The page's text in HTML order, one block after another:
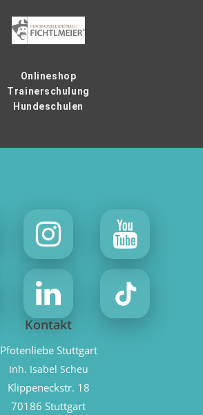
Onlineshop
Trainerschulung
Hundeschulen
Kontakt
Pfotenliebe Stuttgart
Inh. Isabel Scheu
Klippeneckstr. 18
70186 Stuttgart